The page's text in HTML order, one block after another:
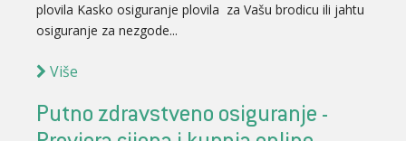
plovila Kasko osiguranje plovila za Vašu brodicu ili jahtu
osiguranje za nezgode...
Više
Putno zdravstveno osiguranje -